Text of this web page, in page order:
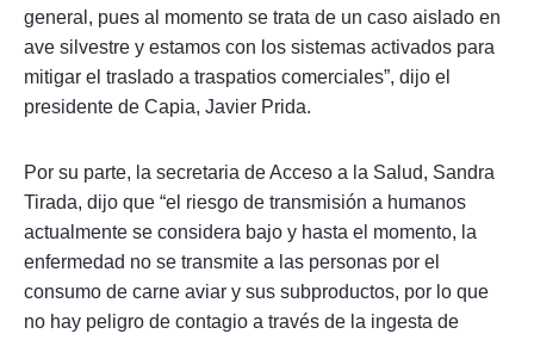
general, pues al momento se trata de un caso aislado en
ave silvestre y estamos con los sistemas activados para
mitigar el traslado a traspatios comerciales”, dijo el
presidente de Capia, Javier Prida.
Por su parte, la secretaria de Acceso a la Salud, Sandra
Tirada, dijo que “el riesgo de transmisión a humanos
actualmente se considera bajo y hasta el momento, la
enfermedad no se transmite a las personas por el
consumo de carne aviar y sus subproductos, por lo que
no hay peligro de contagio a través de la ingesta de